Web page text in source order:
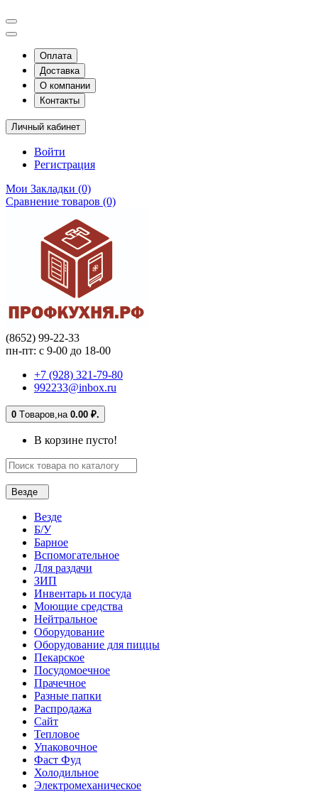
Оплата
Доставка
О компании
Контакты
Личный кабинет
Войти
Регистрация
Мои Закладки (0)
Сравнение товаров (0)
(8652) 99-22-33
пн-пт: с 9-00 до 18-00
+7 (928) 321-79-80
992233@inbox.ru
0 Tоваров, на 0.00 ₽.
В корзине пусто!
Везде
Везде
Б/У
Барное
Вспомогательное
Для раздачи
ЗИП
Инвентарь и посуда
Моющие средства
Нейтральное
Оборудование
Оборудование для пиццы
Пекарское
Посудомоечное
Прачечное
Разные папки
Распродажа
Сайт
Тепловое
Упаковочное
Фаст Фуд
Холодильное
Электромеханическое